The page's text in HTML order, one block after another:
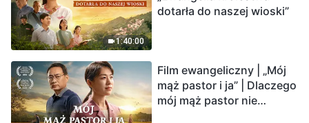
1:40:00
dotarła do naszej wioski”
Film ewangeliczny | „Mój
mąż pastor i ja” | Dlaczego
mój mąż pastor nie